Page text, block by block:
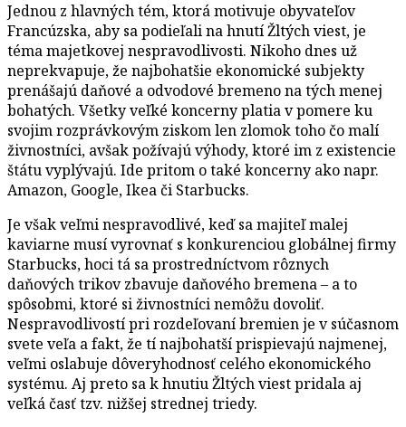
Jednou z hlavných tém, ktorá motivuje obyvateľov
Francúzska, aby sa podieľali na hnutí Žltých viest, je
téma majetkovej nespravodlivosti. Nikoho dnes už
neprekvapuje, že najbohatšie ekonomické subjekty
prenášajú daňové a odvodové bremeno na tých menej
bohatých. Všetky veľké koncerny platia v pomere ku
svojim rozprávkovým ziskom len zlomok toho čo malí
živnostníci, avšak požívajú výhody, ktoré im z existencie
štátu vyplývajú. Ide pritom o také koncerny ako napr.
Amazon, Google, Ikea či Starbucks.
Je však veľmi nespravodlivé, keď sa majiteľ malej
kaviarne musí vyrovnať s konkurenciou globálnej firmy
Starbucks, hoci tá sa prostredníctvom rôznych
daňových trikov zbavuje daňového bremena – a to
spôsobmi, ktoré si živnostníci nemôžu dovoliť.
Nespravodlivostí pri rozdeľovaní bremien je v súčasnom
svete veľa a fakt, že tí najbohatší prispievajú najmenej,
veľmi oslabuje dôveryhodnosť celého ekonomického
systému. Aj preto sa k hnutiu Žltých viest pridala aj
veľká časť tzv. nižšej strednej triedy.